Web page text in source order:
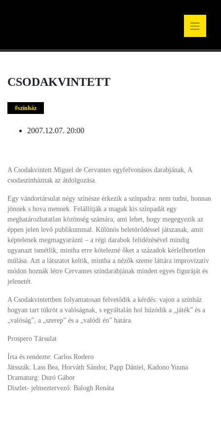
CSODAKVINTETT
színház
2007.12.07. 20:00
A Csodakvintett Miguel de Cervantes egyfelvonásos darabjának, A
csodaszínháznak az átdolgozása.
Egy vándortársulat négy színésze érkezik a színpadra: nem tudni, honnan
jönnek s hova mennek. Felállítják a maguk kis színpadát egy
meghatározhatatlan közönség számára, ami lehet, hogy megegyezik az
éppen jelen levő publikummal. Különös beletörődéssel játszanak, amit
képtelenek megmagyarázni – a régi darabok felidézésével mindig
ugyanazt ismétlik, mintha erre kötelezné őket a századok kérlelhetetlen
múlása. Azt a látszatot keltik, mintha a nézők szeme láttára improvizatív
módon hoznák létre Cervantes színdarabjának minden egyes figuráját és
jelenetét.
A Csodakvintettben folyamatosan felvetődik a kérdés: vajon a színház
hogyan tart tükröt a valóságnak, s egyáltalán hol húzódik a „játék” és a
„valóság”, a „szerep” és a „valódi én” határa.
Prospero Társulat
Írta és rendezte: Carlos Rodero
Játsszák: Lass Bea, Horváth Sándor, Papp Dániel, Kadono Yuuna
Dramaturg: Duró Gábor
Díszlet- jelmeztervező: Balogh Renáta